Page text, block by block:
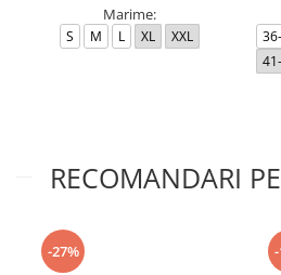
Marime:
S M L XL XXL
RECOMANDARI
-27%